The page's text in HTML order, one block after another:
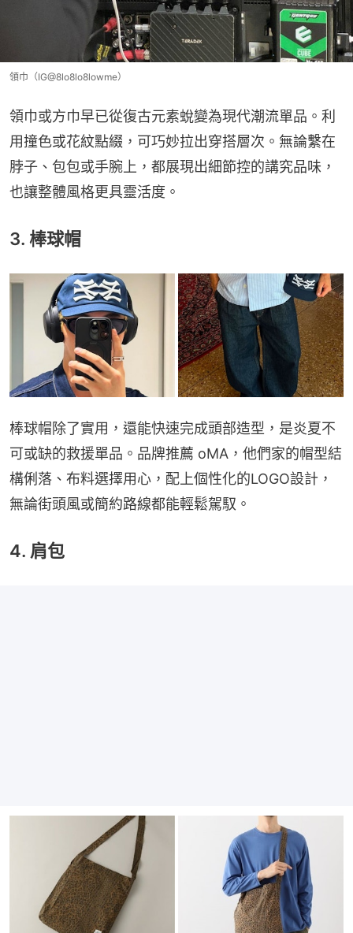
領巾（IG@8lo8lo8lowme）
領巾或方巾早已從復古元素蛻變為現代潮流單品。利
用撞色或花紋點綴，可巧妙拉出穿搭層次。無論繫在
脖子、包包或手腕上，都展現出細節控的講究品味，
也讓整體風格更具靈活度。
3. 棒球帽
棒球帽除了實用，還能快速完成頭部造型，是炎夏不
可或缺的救援單品。品牌推薦 oMA，他們家的帽型結
構俐落、布料選擇用心，配上個性化的LOGO設計，
無論街頭風或簡約路線都能輕鬆駕馭。
4. 肩包